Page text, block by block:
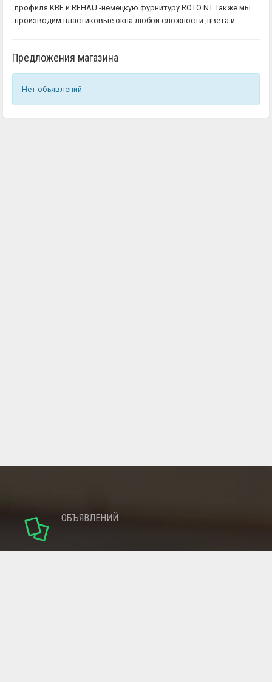
профиля KBE и REHAU -немецкую фурнитуру ROTO NT Также мы
производим пластиковые окна любой сложности ,цвета и
Предложения магазина
Нет объявлений
ОБЪЯВЛЕНИЙ